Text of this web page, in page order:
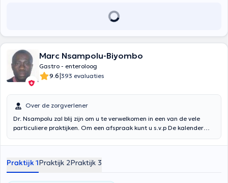
Marc Nsampolu-Biyombo
Gastro - enteroloog
9.6|393 evaluaties
Over de zorgverlener
Dr. Nsampolu zal blij zijn om u te verwelkomen in een van de vele
particuliere praktijken. Om een ​​afspraak kunt u s.v.p De kalender
Praktijk 1Praktijk 2Praktijk 3